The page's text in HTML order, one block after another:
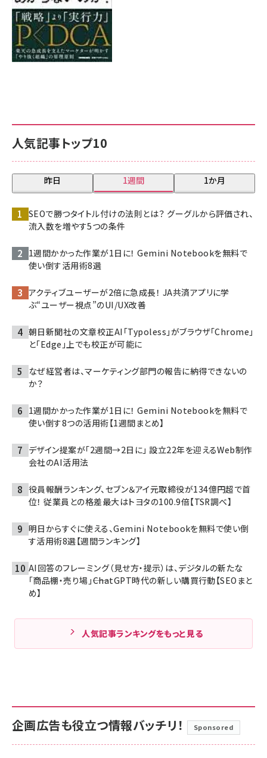
人気記事トップ10
昨日 1週間 1か月
SEOで勝つタイトル付けの法則とは？ グーグルから評価され、
流入数を増やす5つの条件
1週間かかった作業が1日に！ Gemini Notebookを無料で
使い倒す活用術8選
アクティブユーザーが2倍に急成長！ JA共済アプリに学
ぶ“ユーザー視点”のUI/UX改善
朝日新聞社の文章校正AI「Typoless」がブラウザ「Chrome」
と「Edge」上でも校正が可能に
なぜ経営者は、マーケティング部門の報告に納得できないの
か？
1週間かかった作業が1日に！ Gemini Notebookを無料で
使い倒す8つの活用術【1週間まとめ】
デザイン提案が「2週間→2日に」 設立22年を迎えるWeb制作
会社のAI活用法
役員報酬ランキング、セブン＆アイ元取締役が134億円超で首
位！ 従業員との格差最大はトヨタの100.9倍【TSR調べ】
明日からすぐに使える、Gemini Notebookを無料で使い倒
す活用術8選【週間ランキング】
AI回答のフレーミング（見せ方・提示）は、デジタルの新たな
「商品棚・売り場」――ChatGPT時代の新しい購買行動【SEOまと
め】
人気記事ランキングをもっと見る
企画広告も役立つ情報バッチリ！ Sponsored